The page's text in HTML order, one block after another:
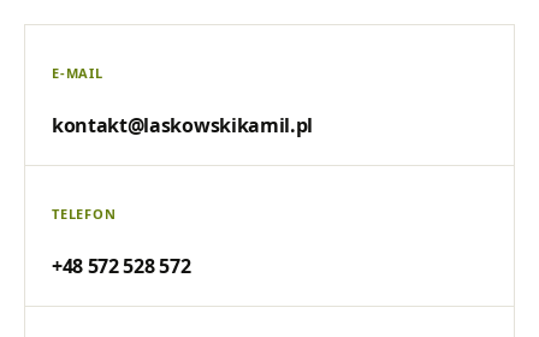
E-MAIL
kontakt@laskowskikamil.pl
TELEFON
+48 572 528 572